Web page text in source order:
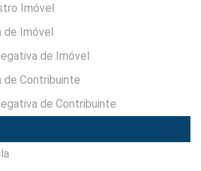
Imóvel
de Imóvel
de Imóvel
de Contribuinte
de Contribuinte